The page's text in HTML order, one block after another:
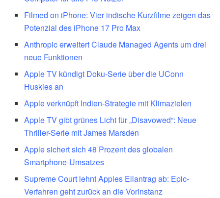
Filmed on iPhone: Vier indische Kurzfilme zeigen das
Potenzial des iPhone 17 Pro Max
Anthropic erweitert Claude Managed Agents um drei
neue Funktionen
Apple TV kündigt Doku-Serie über die UConn
Huskies an
Apple verknüpft Indien-Strategie mit Klimazielen
Apple TV gibt grünes Licht für „Disavowed“: Neue
Thriller-Serie mit James Marsden
Apple sichert sich 48 Prozent des globalen
Smartphone-Umsatzes
Supreme Court lehnt Apples Eilantrag ab: Epic-
Verfahren geht zurück an die Vorinstanz